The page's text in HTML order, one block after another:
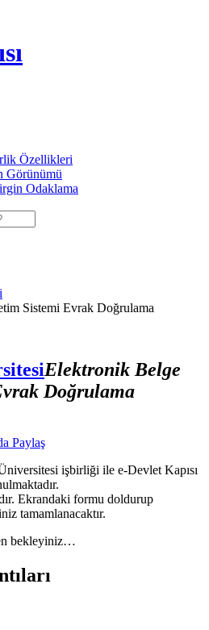
Özellikleri
Görünümü
Odaklama
Sistemi Evrak Doğrulama
Elektronik Belge
Doğrulama
Paylaş
işbirliği ile e-Devlet Kapısı
Ekrandaki formu doldurup
tamamlanacaktır.
bekleyiniz…